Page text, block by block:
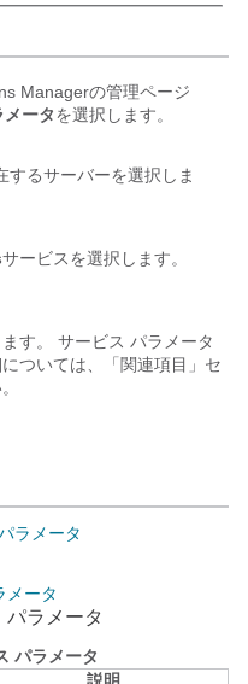
Managerの管理ページ
ータを選択します。
するサーバーを選択しま
サービスを選択します。
す。 サービス パラメータ
ついては、「関連項目」セ
ラメータ
メータ
ラメータ
パラメータ